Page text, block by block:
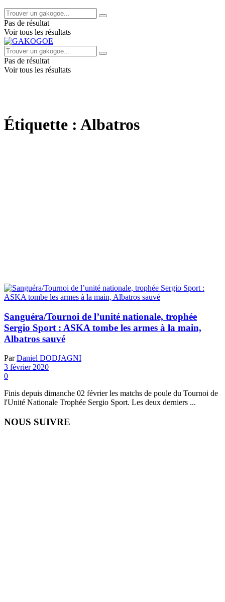
Pas de résultat
Voir tous les résultats
Pas de résultat
Voir tous les résultats
Étiquette : Albatros
Sanguéra/Tournoi de l’unité nationale, trophée
Sergio Sport : ASKA tombe les armes à la main,
Albatros sauvé
Par Daniel DODJAGNI
3 février 2020
0
Finis depuis dimanche 02 février les matchs de poule du Tournoi de
l'Unité Nationale Trophée Sergio Sport. Les deux derniers ...
NOUS SUIVRE